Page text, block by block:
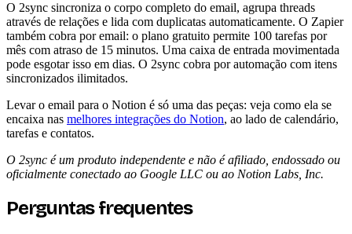
O 2sync sincroniza o corpo completo do email, agrupa threads
através de relações e lida com duplicatas automaticamente. O Zapier
também cobra por email: o plano gratuito permite 100 tarefas por
mês com atraso de 15 minutos. Uma caixa de entrada movimentada
pode esgotar isso em dias. O 2sync cobra por automação com itens
sincronizados ilimitados.
Levar o email para o Notion é só uma das peças: veja como ela se
encaixa nas melhores integrações do Notion, ao lado de calendário,
tarefas e contatos.
O 2sync é um produto independente e não é afiliado, endossado ou
oficialmente conectado ao Google LLC ou ao Notion Labs, Inc.
Perguntas frequentes